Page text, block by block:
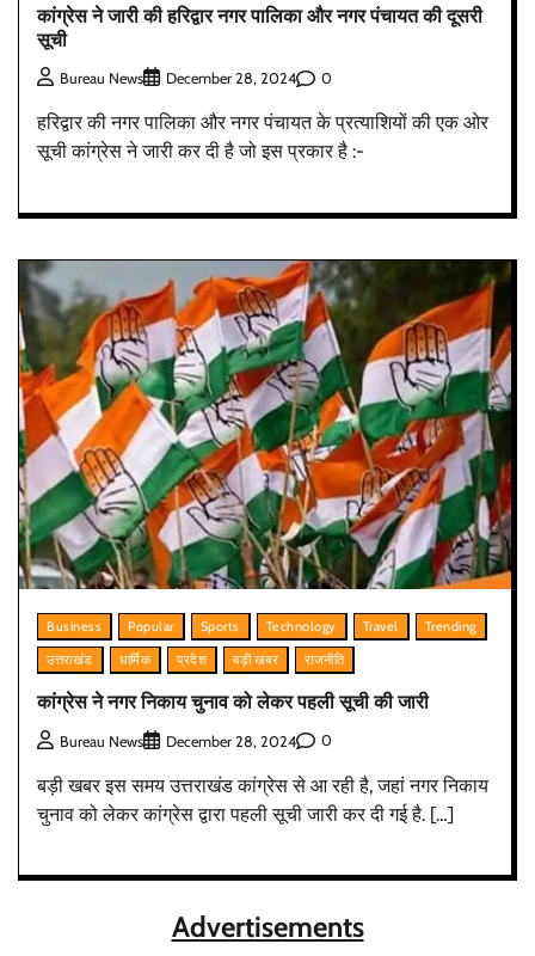
कांग्रेस ने जारी की हरिद्वार नगर पालिका और नगर पंचायत की दूसरी
सूची
Bureau News December 28, 2024 0
हरिद्वार की नगर पालिका और नगर पंचायत के प्रत्याशियों की एक ओर
सूची कांग्रेस ने जारी कर दी है जो इस प्रकार है :-
Business Popular Sports Technology Travel
Trending
उत्तराखंड
धार्मिक प्रदेश बड़ी खबर राजनीति
कांग्रेस ने नगर निकाय चुनाव को लेकर पहली सूची की जारी
Bureau News December 28, 2024 0
बड़ी खबर इस समय उत्तराखंड कांग्रेस से आ रही है, जहां नगर निकाय
चुनाव को लेकर कांग्रेस द्वारा पहली सूची जारी कर दी गई है. […]
Advertisements